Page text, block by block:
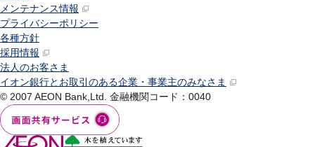
メンテナンス情報
プライバシーポリシー
各種方針
採用情報
法人のお客さま
イオン銀行とお取引のある企業・事業主のみなさま
© 2007 AEON Bank,Ltd. 金融機関コード：0040